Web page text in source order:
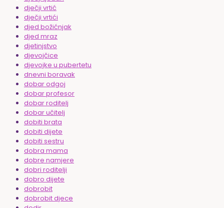
dječji vrtić
dječji vrtići
djed božićnjak
djed mraz
djetinjstvo
djevojčice
djevojke u pubertetu
dnevni boravak
dobar odgoj
dobar profesor
dobar roditelj
dobar učitelj
dobiti brata
dobiti dijete
dobiti sestru
dobra mama
dobre namjere
dobri roditelji
dobro dijete
dobrobit
dobrobit djece